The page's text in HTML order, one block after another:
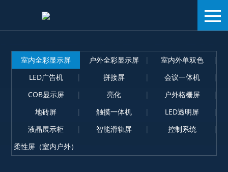
室内全彩显示屏 户外全彩显示屏
室内外单双色
LED广告机
拼接屏
会议一体机
COB显示屏
亮化
户外格栅屏
地砖屏
触摸一体机
LED透明屏
液晶展示柜
智能滑轨屏
控制系统
柔性屏（室内户外）